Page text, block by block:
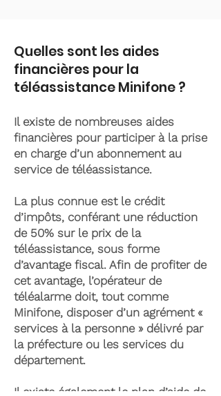
Quelles sont les aides
financières pour la
téléassistance Minifone ?
Il existe de nombreuses aides
financières pour participer à la prise
en charge d’un abonnement au
service de téléassistance.
La plus connue est le crédit
d’impôts, conférant une réduction
de 50% sur le prix de la
téléassistance, sous forme
d’avantage fiscal. Afin de profiter de
cet avantage, l’opérateur de
téléalarme doit, tout comme
Minifone, disposer d’un agrément «
services à la personne » délivré par
la préfecture ou les services du
département.
Il existe également le plan d’aide de